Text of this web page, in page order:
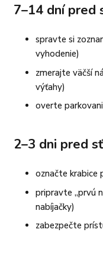
7–14 dní pred
spravte si
vyhodenie)
zmerajte väčší
výťahy)
overte
2–3 dni pred
označte
pripravte „prvú
nabíjačky)
zabezpečte